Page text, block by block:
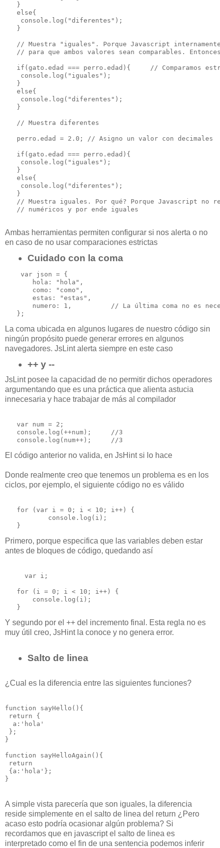
   }
   else{
    console.log("diferentes");
   }
// Muestra "iguales". Porque Javascript
// para que ambos valores sean comparables.
if(gato.edad === perro.edad){     // Comparamos
    console.log("iguales");
   }
   else{
    console.log("diferentes");
   }
   // Muestra diferentes
   perro.edad = 2.0; // Asigno un valor con decimales
   if(gato.edad === perro.edad){
    console.log("iguales");
   }
   else{
    console.log("diferentes");
   }
// Muestra iguales. Por qué? Porque Javascript no
   // numéricos y por ende iguales
Ambas herramientas permiten configurar si nos alerta o no
en caso de no usar comparaciones estrictas
Cuidado con la coma
    var json = {
       hola: "hola",
       como: "como",
       estas: "estas",
numero: 1,          // La última coma no es
La coma ubicada en algunos lugares de nuestro código sin
ningún propósito puede generar errores en algunos
navegadores. JsLint alerta siempre en este caso
++ y --
JsLint posee la capacidad de no permitir dichos operadores
argumentando que es una práctica que alienta astucia
innecesaria y hace trabajar de más al compilador
   var num = 2;
   console.log(++num);     //3
El código anterior no valida, en JsHint si lo hace
Donde realmente creo que tenemos un problema es en los
ciclos, por ejemplo, el siguiente código no es válido
   for (var i = 0; i < 10; i++) {
           console.log(i);
Primero, porque especifica que las variables deben estar
antes de bloques de código, quedando así
     var i;
   for (i = 0; i < 10; i++) {
       console.log(i);
Y segundo por el ++ del incremento final. Esta regla no es
muy útil creo, JsHint la conoce y no genera error.
Salto de linea
¿Cual es la diferencia entre las siguientes funciones?
function sayHello(){
return {
  a:'hola'
};
}
function sayHelloAgain(){
return
{a:'hola'};
A simple vista parecería que son iguales, la diferencia
reside simplemente en el salto de linea del return ¿Pero
acaso esto podría ocasionar algún problema? Si
recordamos que en javascript el salto de linea es
interpretado como el fin de una sentencia podemos inferir